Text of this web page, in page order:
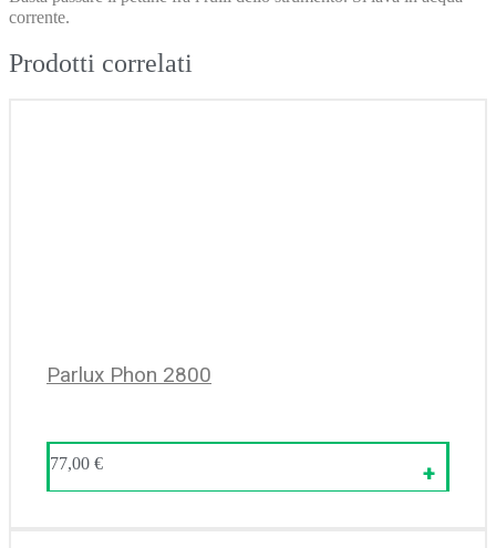
corrente.
Prodotti correlati
Parlux Phon 2800
77,00 €